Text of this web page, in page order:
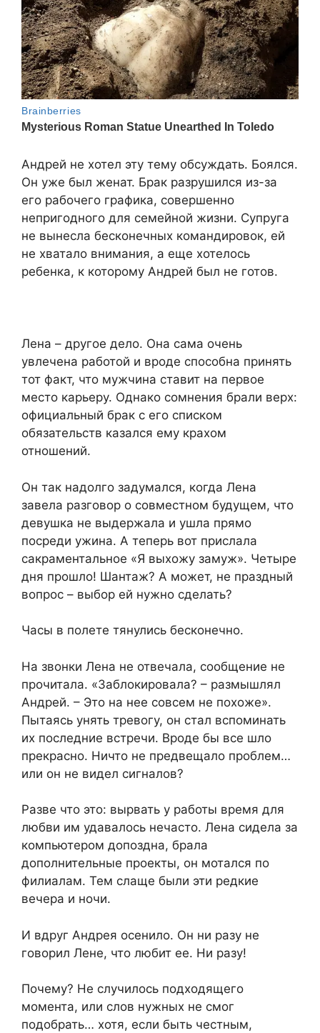
Андрей не хотел эту тему обсуждать. Боялся.
Он уже был женат. Брак разрушился из-за
его рабочего графика, совершенно
непригодного для семейной жизни. Супруга
не вынесла бесконечных командировок, ей
не хватало внимания, а еще хотелось
ребенка, к которому Андрей был не готов.
Лена – другое дело. Она сама очень
увлечена работой и вроде способна принять
тот факт, что мужчина ставит на первое
место карьеру. Однако сомнения брали верх:
официальный брак с его списком
обязательств казался ему крахом
отношений.
Он так надолго задумался, когда Лена
завела разговор о совместном будущем, что
девушка не выдержала и ушла прямо
посреди ужина. А теперь вот прислала
сакраментальное «Я выхожу замуж». Четыре
дня прошло! Шантаж? А может, не праздный
вопрос – выбор ей нужно сделать?
Часы в полете тянулись бесконечно.
На звонки Лена не отвечала, сообщение не
прочитала. «Заблокировала? – размышлял
Андрей. – Это на нее совсем не похоже».
Пытаясь унять тревогу, он стал вспоминать
их последние встречи. Вроде бы все шло
прекрасно. Ничто не предвещало проблем…
или он не видел сигналов?
Разве что это: вырвать у работы время для
любви им удавалось нечасто. Лена сидела за
компьютером допоздна, брала
дополнительные проекты, он мотался по
филиалам. Тем слаще были эти редкие
вечера и ночи.
И вдруг Андрея осенило. Он ни разу не
говорил Лене, что любит ее. Ни разу!
Почему? Не случилось подходящего
момента, или слов нужных не смог
подобрать… хотя, если быть честным,